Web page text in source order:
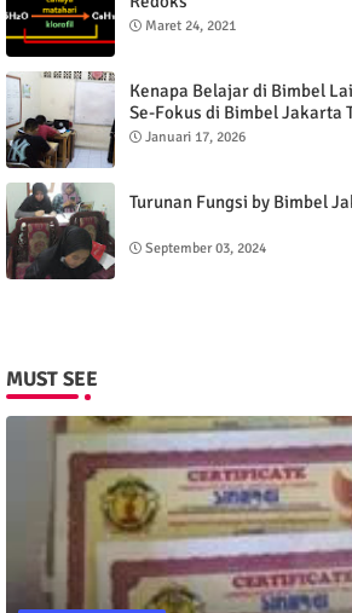
Maret 24, 2021
Kenapa Belajar di Bimbel
Se-Fokus di Bimbel Jakarta
Januari 17, 2026
Turunan Fungsi by Bimbel
September 03, 2024
MUST SEE